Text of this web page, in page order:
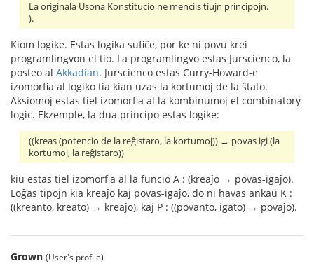
La originala Usona Konstitucio ne menciis tiujn principojn.
).
Kiom logike. Estas logika sufiĉe, por ke ni povu krei
programlingvon el tio. La programlingvo estas Jurscienco, la
posteo al Akkadian. Jurscienco estas Curry-Howard-e
izomorfia al logiko tia kian uzas la kortumoj de la ŝtato.
Aksiomoj estas tiel izomorfia al la kombinumoj el combinatory
logic. Ekzemple, la dua principo estas logike:
((kreas (potencio de la reĝistaro, la kortumoj)) → povas igi (la
kortumoj, la reĝistaro))
kiu estas tiel izomorfia al la funcio A : (kreaĵo → povas-igaĵo).
Loĝas tipojn kia kreaĵo kaj povas-igaĵo, do ni havas ankaŭ K :
((kreanto, kreato) → kreaĵo), kaj P : ((povanto, igato) → povaĵo).
Grown (User's profile)